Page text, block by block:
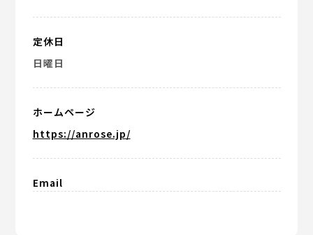
定休日
日曜日
ホームページ
https://anrose.jp/
Email